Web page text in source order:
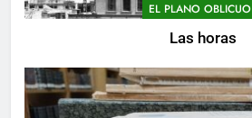
EL PLANO OBLICUO
Las horas